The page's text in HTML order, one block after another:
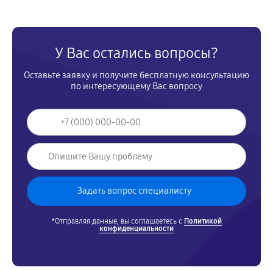
У Вас остались вопросы?
Оставьте заявку и получите бесплатную консультацию
по интересующему Вас вопросу
*Отправляя данные, вы соглашаетесь с Политикой
конфиденциальности